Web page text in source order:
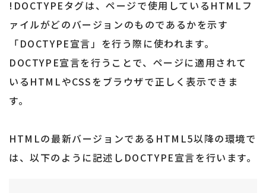
!DOCTYPEタグは、ページで使用しているHTMLフ
ァイルがどのバージョンのものであるかを示す
「DOCTYPE宣言」を行う際に使われます。
DOCTYPE宣言を行うことで、ページに適用されて
いるHTMLやCSSをブラウザで正しく表示できま
す。
HTMLの最新バージョンであるHTML5以降の環境で
は、以下のように記述しDOCTYPE宣言を行います。